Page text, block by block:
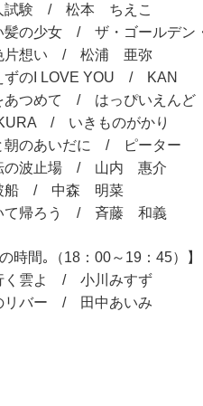
験 / 松本 ちえこ
の少女 / ザ・ゴールデン
想い / 松浦 亜弥
のI LOVE YOU / KAN
つめて / はっぴいえんど
/ いきものがかり
のあいだに / ピーター
の波止場 / 山内 惠介
船 / 中森 明菜
て帰ろう / 斉藤 和義
時間｡（18：00～19：45）】
雲よ / 小川みすず
バー / 田中あいみ